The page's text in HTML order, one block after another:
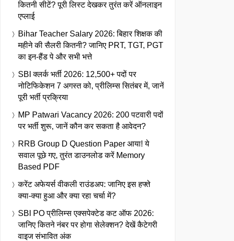
कितनी सीटें? पूरी लिस्ट देखकर तुरंत करें ऑनलाइन
एप्लाई
Bihar Teacher Salary 2026: बिहार शिक्षक की
महीने की सैलरी कितनी? जानिए PRT, TGT, PGT
का इन-हैंड पे और सभी भत्ते
SBI क्लर्क भर्ती 2026: 12,500+ पदों पर
नोटिफिकेशन 7 अगस्त को, प्रीलिम्स सितंबर में, जानें
पूरी भर्ती प्रक्रिया
MP Patwari Vacancy 2026: 200 पटवारी पदों
पर भर्ती शुरू, जानें कौन कर सकता है आवेदन?
RRB Group D Question Paper आया! ये
सवाल पूछे गए, तुरंत डाउनलोड करें Memory
Based PDF
करेंट अफेयर्स वीकली राउंडअप: जानिए इस हफ्ते
क्या-क्या हुआ और क्या रहा चर्चा में?
SBI PO प्रीलिम्स एक्सपेक्टेड कट ऑफ 2026:
जानिए कितने नंबर पर होगा सेलेक्शन? देखें कैटेगरी
वाइज संभावित अंक